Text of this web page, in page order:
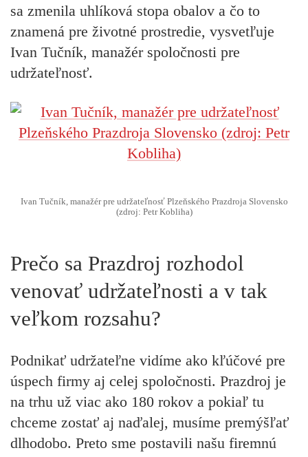
sa zmenila uhlíková stopa obalov a čo to
znamená pre životné prostredie, vysvetľuje
Ivan Tučník, manažér spoločnosti pre
udržateľnosť.
Ivan Tučník, manažér pre udržateľnosť Plzeňského Prazdroja Slovensko
(zdroj: Petr Kobliha)
Prečo sa Prazdroj rozhodol
venovať udržateľnosti a v tak
veľkom rozsahu?
Podnikať udržateľne vidíme ako kľúčové pre
úspech firmy aj celej spoločnosti. Prazdroj je
na trhu už viac ako 180 rokov a pokiaľ tu
chceme zostať aj naďalej, musíme premýšľať
dlhodobo. Preto sme postavili našu firemnú